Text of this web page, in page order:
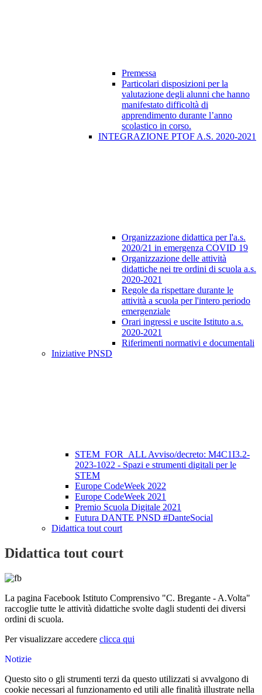
Premessa
Particolari disposizioni per la
valutazione degli alunni che hanno
manifestato difficoltà di
apprendimento durante l’anno
scolastico in corso.
INTEGRAZIONE PTOF A.S. 2020-2021
Organizzazione didattica per l'a.s.
2020/21 in emergenza COVID 19
Organizzazione delle attività
didattiche nei tre ordini di scuola a.s.
2020-2021
Regole da rispettare durante le
attività a scuola per l'intero periodo
emergenziale
Orari ingressi e uscite Istituto a.s.
2020-2021
Riferimenti normativi e documentali
Iniziative PNSD
STEM_FOR_ALL Avviso/decreto: M4C1I3.2-
2023-1022 - Spazi e strumenti digitali per le
STEM
Europe CodeWeek 2022
Europe CodeWeek 2021
Premio Scuola Digitale 2021
Futura DANTE PNSD #DanteSocial
Didattica tout court
Didattica tout court
La pagina Facebook Istituto Comprensivo "C. Bregante - A.Volta"
raccoglie tutte le attività didattiche svolte dagli studenti dei diversi
ordini di scuola.
Per visualizzare accedere clicca qui
Notizie
Questo sito o gli strumenti terzi da questo utilizzati si avvalgono di
cookie necessari al funzionamento ed utili alle finalità illustrate nella